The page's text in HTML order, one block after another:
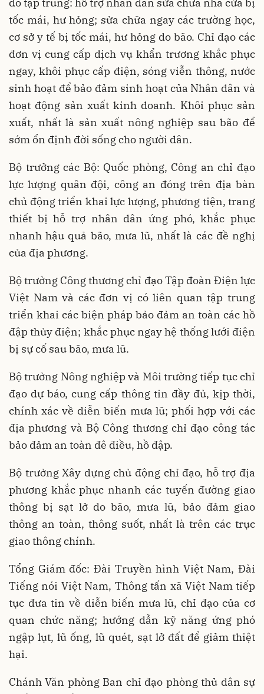
tốc mái, hư hỏng; sửa chữa ngay các trường học,
cơ sở y tế bị tốc mái, hư hỏng do bão. Chỉ đạo các
đơn vị cung cấp dịch vụ khẩn trương khắc phục
ngay, khôi phục cấp điện, sóng viễn thông, nước
sinh hoạt để bảo đảm sinh hoạt của Nhân dân và
hoạt động sản xuất kinh doanh. Khôi phục sản
xuất, nhất là sản xuất nông nghiệp sau bão để
sớm ổn định đời sống cho người dân.
Bộ trưởng các Bộ: Quốc phòng, Công an chỉ đạo
lực lượng quân đội, công an đóng trên địa bàn
chủ động triển khai lực lượng, phương tiện, trang
thiết bị hỗ trợ nhân dân ứng phó, khắc phục
nhanh hậu quả bão, mưa lũ, nhất là các đề nghị
của địa phương.
Bộ trưởng Công thương chỉ đạo Tập đoàn Điện lực
Việt Nam và các đơn vị có liên quan tập trung
triển khai các biện pháp bảo đảm an toàn các hồ
đập thủy điện; khắc phục ngay hệ thống lưới điện
bị sự cố sau bão, mưa lũ.
Bộ trưởng Nông nghiệp và Môi trường tiếp tục chỉ
đạo dự báo, cung cấp thông tin đầy đủ, kịp thời,
chính xác về diễn biến mưa lũ; phối hợp với các
địa phương và Bộ Công thương chỉ đạo công tác
bảo đảm an toàn đê điều, hồ đập.
Bộ trưởng Xây dựng chủ động chỉ đạo, hỗ trợ địa
phương khắc phục nhanh các tuyến đường giao
thông bị sạt lở do bão, mưa lũ, bảo đảm giao
thông an toàn, thông suốt, nhất là trên các trục
giao thông chính.
Tổng Giám đốc: Đài Truyền hình Việt Nam, Đài
Tiếng nói Việt Nam, Thông tấn xã Việt Nam tiếp
tục đưa tin về diễn biến mưa lũ, chỉ đạo của cơ
quan chức năng; hướng dẫn kỹ năng ứng phó
ngập lụt, lũ ống, lũ quét, sạt lở đất để giảm thiệt
hại.
Chánh Văn phòng Ban chỉ đạo phòng thủ dân sự